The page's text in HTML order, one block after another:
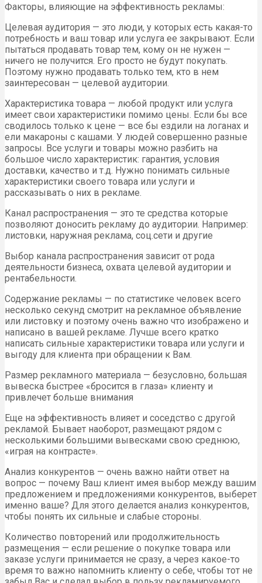
Факторы, влияющие на эффективность рекламы:
Целевая аудитория — это люди, у которых есть какая-то
потребность и ваш товар или услуга ее закрывают. Если
пытаться продавать товар тем, кому он не нужен —
ничего не получится. Его просто не будут покупать.
Поэтому нужно продавать только тем, кто в нем
заинтересован — целевой аудитории.
Характеристика товара — любой продукт или услуга
имеет свои характеристики помимо цены. Если бы все
сводилось только к цене — все бы ездили на логанах и
ели макароны с кашами. У людей совершенно разные
запросы. Все услуги и товары можно разбить на
большое число характеристик: гарантия, условия
доставки, качество и т.д. Нужно понимать сильные
характеристики своего товара или услуги и
рассказывать о них в рекламе.
Канал распространения — это те средства которые
позволяют доносить рекламу до аудитории. Например:
листовки, наружная реклама, соц.сети и другие
Выбор канала распространения зависит от рода
деятельности бизнеса, охвата целевой аудитории и
рентабельности.
Содержание рекламы — по статистике человек всего
несколько секунд смотрит на рекламное объявление
или листовку и поэтому очень важно что изображено и
написано в вашей рекламе. Лучше всего кратко
написать сильные характеристики товара или услуги и
выгоду для клиента при обращении к Вам.
Размер рекламного материала — безусловно, большая
вывеска быстрее «бросится в глаза» клиенту и
привлечет больше внимания
Еще на эффективность влияет и соседство с другой
рекламой. Бывает наоборот, размещают рядом с
несколькими большими вывесками свою среднюю,
«играя на контрасте».
Анализ конкурентов — очень важно найти ответ на
вопрос — почему Ваш клиент имея выбор между вашим
предложением и предложениями конкурентов, выберет
именно ваше? Для этого делается анализ конкурентов,
чтобы понять их сильные и слабые стороны.
Количество повторений или продолжительность
размещения — если решение о покупке товара или
заказе услуги принимается не сразу, а через какое-то
время то важно напомнить клиенту о себе, чтобы тот не